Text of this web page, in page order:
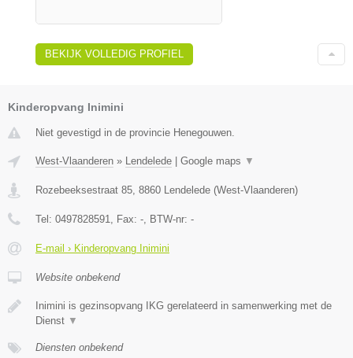
BEKIJK VOLLEDIG PROFIEL
Kinderopvang Inimini
Niet gevestigd in de provincie Henegouwen.
West-Vlaanderen » Lendelede | Google maps ▼
Rozebeeksestraat 85 8860 Lendelede (West-Vlaanderen)
Tel: 0497828591 , Fax: - , BTW-nr: -
E-mail › Kinderopvang Inimini
Website onbekend
Inimini is gezinsopvang IKG gerelateerd in samenwerking met de
Dienst ▼
Diensten onbekend